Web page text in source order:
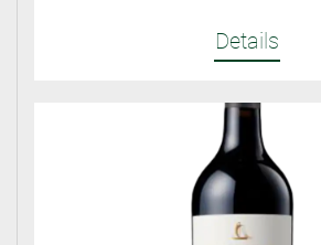
Details